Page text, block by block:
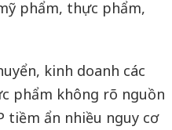
phẩm, thực phẩm,
kinh doanh các
phẩm không rõ nguồn
tiềm ẩn nhiều nguy cơ